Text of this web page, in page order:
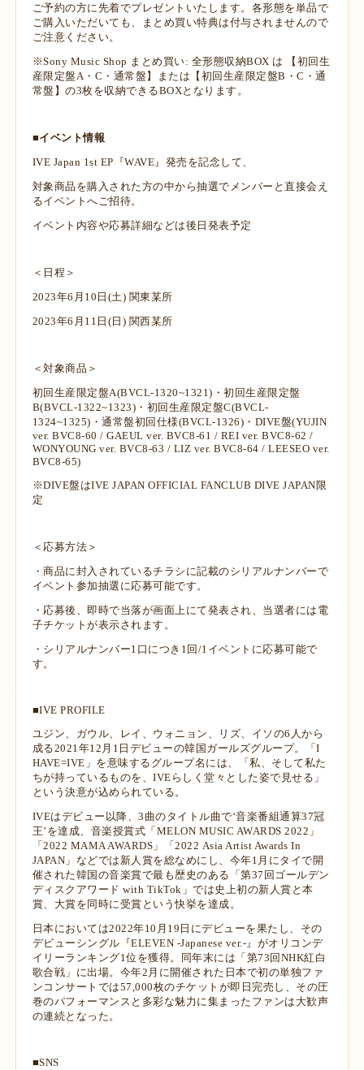
ご予約の方に先着でプレゼントいたします。各形態を単品で
ご購入いただいても、まとめ買い特典は付与されませんので
ご注意ください。
※Sony Music Shop まとめ買い: 全形態収納BOX は 【初回生
産限定盤A・C・通常盤】または【初回生産限定盤B・C・通
常盤】の3枚を収納できるBOXとなります。
■イベント情報
IVE Japan 1st EP『WAVE』発売を記念して、
対象商品を購入された方の中から抽選でメンバーと直接会え
るイベントへご招待。
イベント内容や応募詳細などは後日発表予定
＜日程＞
2023年6月10日(土) 関東某所
2023年6月11日(日) 関西某所
＜対象商品＞
初回生産限定盤A(BVCL-1320~1321)・初回生産限定盤
B(BVCL-1322~1323)・初回生産限定盤C(BVCL-
1324~1325)・通常盤初回仕様(BVCL-1326)・DIVE盤(YUJIN
ver. BVC8-60 / GAEUL ver. BVC8-61 / REI ver. BVC8-62 /
WONYOUNG ver. BVC8-63 / LIZ ver. BVC8-64 / LEESEO ver.
BVC8-65)
※DIVE盤はIVE JAPAN OFFICIAL FANCLUB DIVE JAPAN限
定
＜応募方法＞
・商品に封入されているチラシに記載のシリアルナンバーで
イベント参加抽選に応募可能です。
・応募後、即時で当落が画面上にて発表され、当選者には電
子チケットが表示されます。
・シリアルナンバー1口につき1回/1イベントに応募可能で
す。
■IVE PROFILE
ユジン、ガウル、レイ、ウォニョン、リズ、イソの6人から
成る2021年12月1日デビューの韓国ガールズグループ。「I
HAVE=IVE」を意味するグループ名には、「私、そして私た
ちが持っているものを、IVEらしく堂々とした姿で見せる」
という決意が込められている。
IVEはデビュー以降、3曲のタイトル曲で‘音楽番組通算37冠
王’を達成、音楽授賞式「MELON MUSIC AWARDS 2022」
「2022 MAMA AWARDS」「2022 Asia Artist Awards In
JAPAN」などでは新人賞を総なめにし、今年1月にタイで開
催された韓国の音楽賞で最も歴史のある「第37回ゴールデン
ディスクアワード with TikTok」では史上初の新人賞と本
賞、大賞を同時に受賞という快挙を達成。
日本においては2022年10月19日にデビューを果たし、その
デビューシングル『ELEVEN -Japanese ver.-』がオリコンデ
イリーランキング1位を獲得。同年末には「第73回NHK紅白
歌合戦」に出場。今年2月に開催された日本で初の単独ファ
ンコンサートでは57,000枚のチケットが即日完売し、その圧
巻のパフォーマンスと多彩な魅力に集まったファンは大歓声
の連続となった。
■SNS